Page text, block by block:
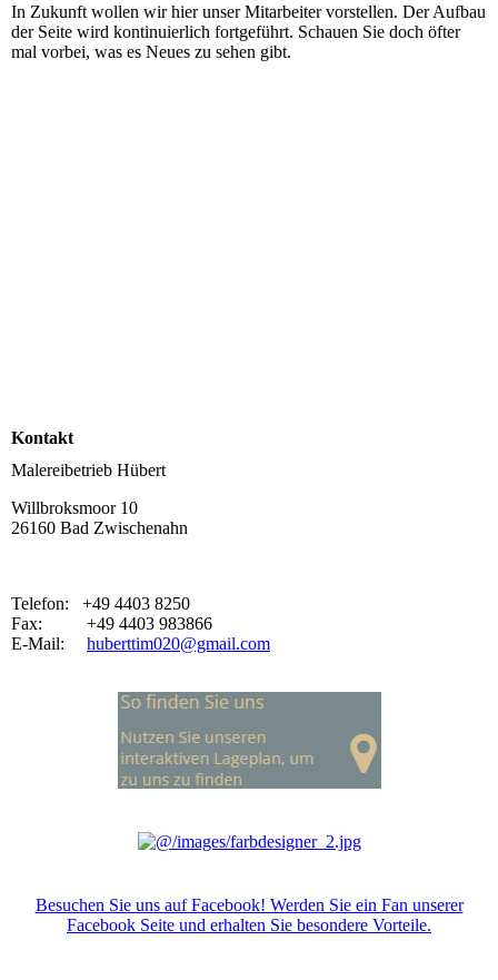
In Zukunft wollen wir hier unser Mitarbeiter vorstellen. Der Aufbau
der Seite wird kontinuierlich fortgeführt. Schauen Sie doch öfter
mal vorbei, was es Neues zu sehen gibt.
Kontakt
Malereibetrieb Hübert
Willbroksmoor 10
26160 Bad Zwischenahn
Telefon: +49 4403 8250
Fax: +49 4403 983866
E-Mail: huberttim020@gmail.com
Besuchen Sie uns auf Facebook! Werden Sie ein Fan unserer
Facebook Seite und erhalten Sie besondere Vorteile.